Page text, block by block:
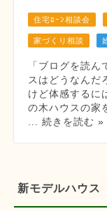
住宅ﾛｰﾝ相談会
家づくり相談
「ブログを読
スはどうなんだ
けど体感するに
の木ハウスの家
... 続きを読む »
新モデルハウス